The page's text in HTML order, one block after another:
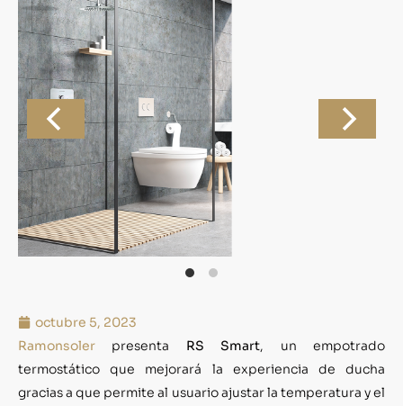
octubre 5, 2023
Ramonsoler presenta RS Smart, un empotrado
termostático que mejorará la experiencia de ducha
gracias a que permite al usuario ajustar la temperatura y el